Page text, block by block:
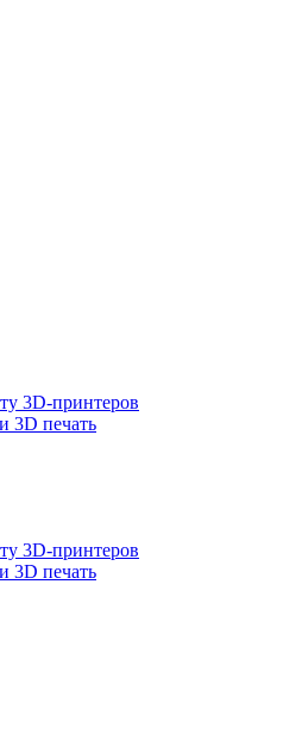
3D-принтеров
3D печать
3D-принтеров
3D печать